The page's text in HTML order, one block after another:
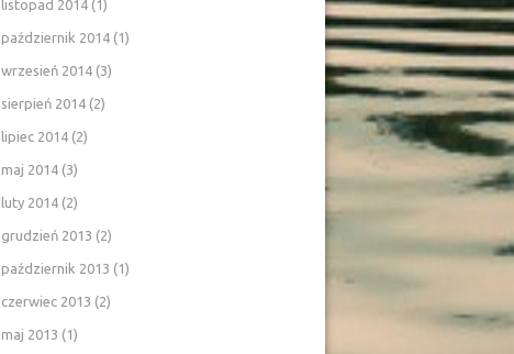
listopad 2014 (1)
październik 2014 (1)
wrzesień 2014 (3)
sierpień 2014 (2)
lipiec 2014 (2)
maj 2014 (3)
luty 2014 (2)
grudzień 2013 (2)
październik 2013 (1)
czerwiec 2013 (2)
maj 2013 (1)